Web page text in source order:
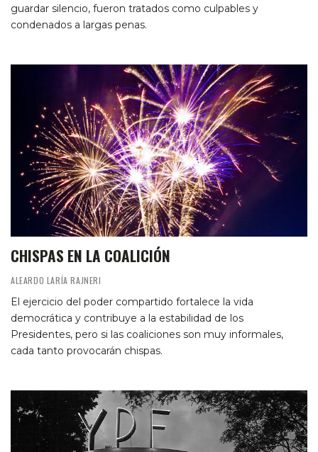
guardar silencio, fueron tratados como culpables y
condenados a largas penas.
CHISPAS EN LA COALICIÓN
ALEARDO LARÍA RAJNERI
El ejercicio del poder compartido fortalece la vida
democrática y contribuye a la estabilidad de los
Presidentes, pero si las coaliciones son muy informales,
cada tanto provocarán chispas.